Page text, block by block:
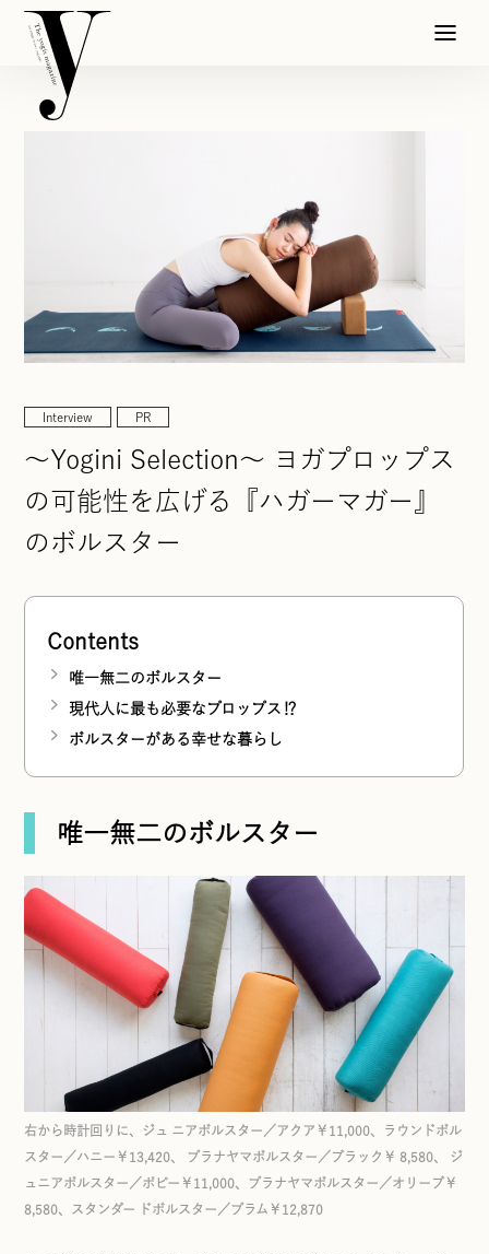
Interview PR
〜Yogini Selection〜 ヨガプロップス
の可能性を広げる『ハガーマガー』
のボルスター
Contents
唯一無二のボルスター
現代人に最も必要なプロップス⁉
ボルスターがある幸せな暮らし
唯一無二のボルスター
右から時計回りに、ジュ ニアボルスター／アクア￥11,000、ラウンドボル
スター／ハニー￥13,420、 プラナヤマボルスター／ブラック￥ 8,580、 ジ
ュニアボルスター／ポピー￥11,000、プラナヤマボルスター／オリーブ￥
8,580、スタンダー ドボルスター／プラム￥12,870